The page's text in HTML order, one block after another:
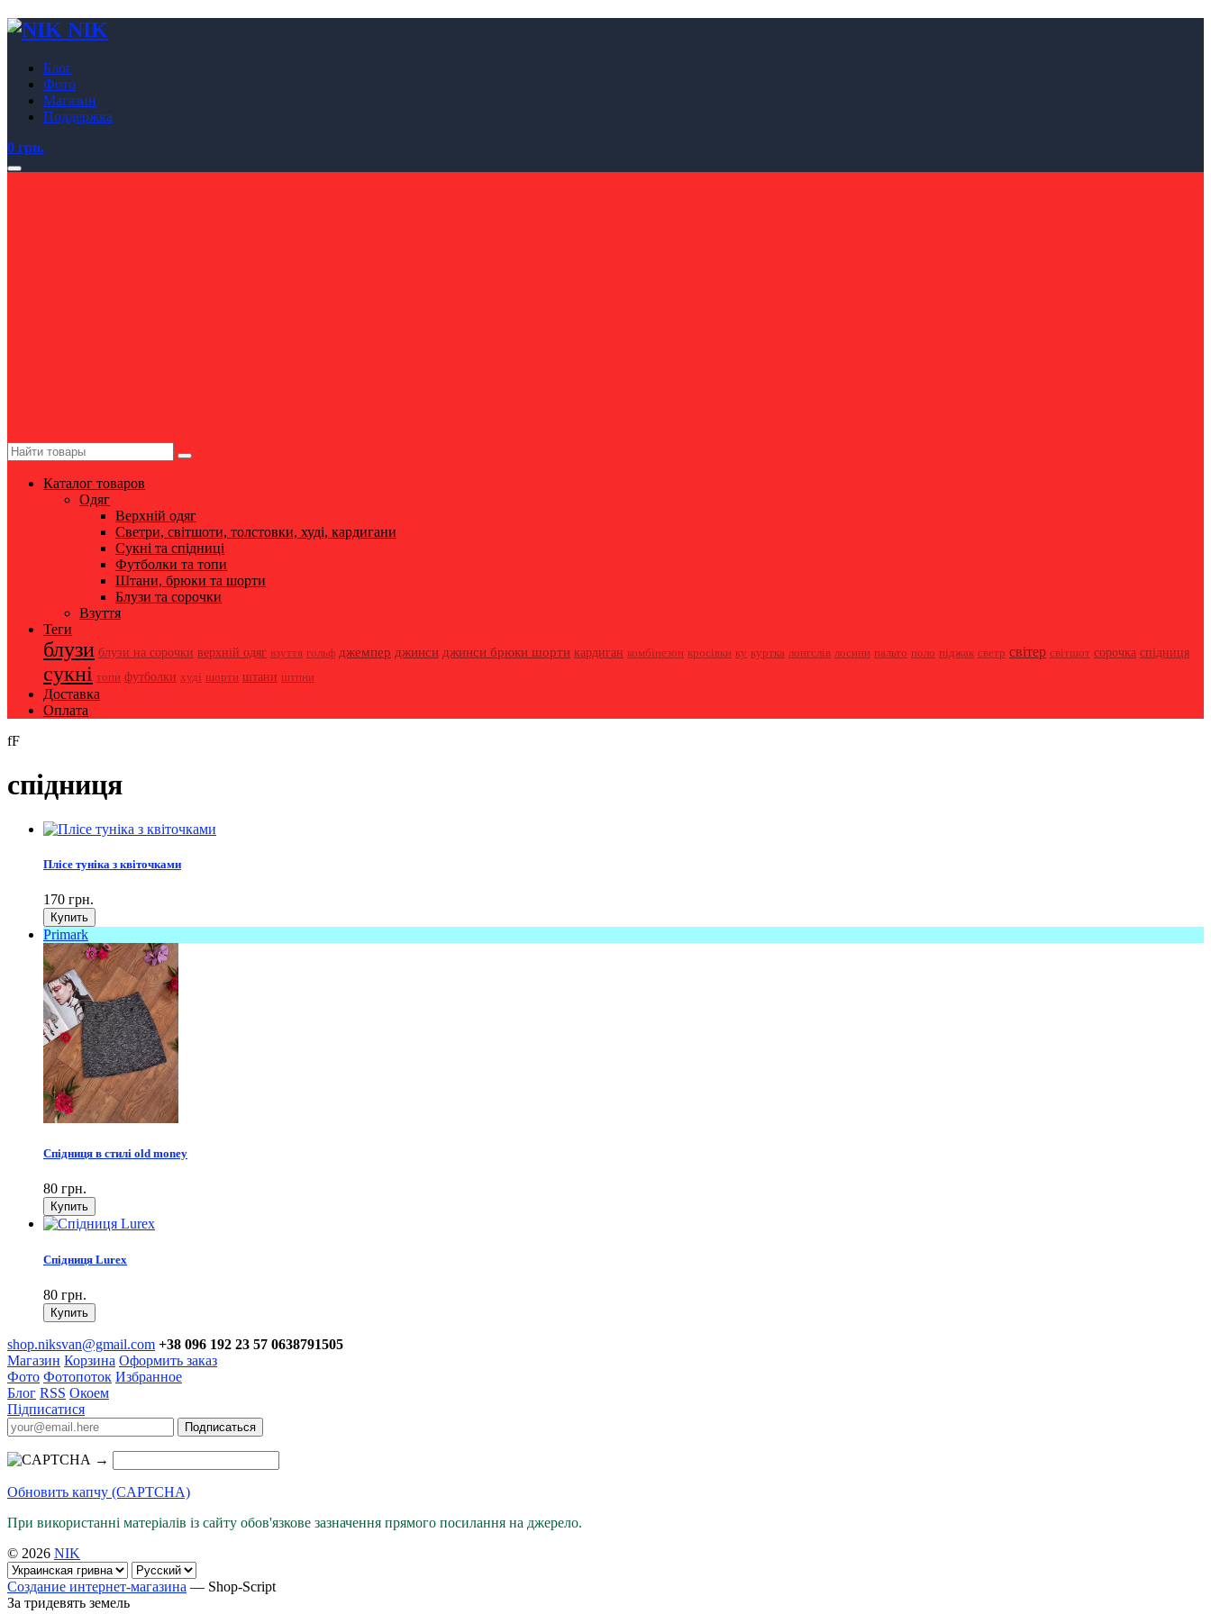
NIK
Блог
Фото
Магазин
Поддержка
0 грн.
Каталог товаров
Одяг
Верхній одяг
Светри, світшоти, толстовки, худі, кардигани
Сукні та спідниці
Футболки та топи
Штани, брюки та шорти
Блузи та сорочки
Взуття
Теги
блузи блузи на сорочки верхній одяг взуття гольф джемпер джинси джинси брюки шорти кардиган комбінезон кросівки ку куртка лонгслів лосини пальто поло піджак светр світер світшот сорочка спідниця
сукні топи футболки худі шорти штани штпни
Доставка
Оплата
fF
спідниця
Плісе туніка з квіточками
170 грн.
Primark
Спідниця в стилі old money
80 грн.
Спідниця Lurex
80 грн.
shop.niksvan@gmail.com +38 096 192 23 57 0638791505
Магазин Корзина Оформить заказ
Фото Фотопоток Избранное
Блог RSS Окоем
Підписатися
→
Обновить капчу (CAPTCHA)
При використанні матеріалів із сайту обов'язкове зазначення прямого посилання на джерело.
© 2026 NIK
Создание интернет-магазина — Shop-Script
За тридевять земель